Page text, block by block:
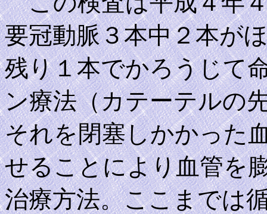
要冠動脈３本中２本が
残り１本でかろうじて
ン療法（カテーテルの
それを閉塞しかかった
せることにより血管を
治療方法。ここまでは